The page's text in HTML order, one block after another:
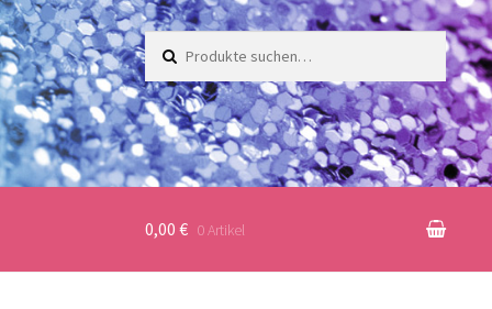
Suche
nach:
0,00 € 0 Artikel